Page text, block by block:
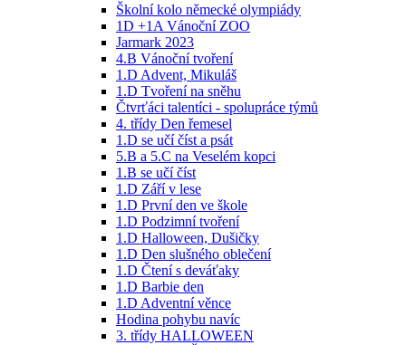
Školní kolo německé olympiády
1D +1A Vánoční ZOO
Jarmark 2023
4.B Vánoční tvoření
1.D Advent, Mikuláš
1.D Tvoření na sněhu
Čtvrťáci talentíci - spolupráce týmů
4. třídy Den řemesel
1.D se učí číst a psát
5.B a 5.C na Veselém kopci
1.B se učí číst
1.D Září v lese
1.D První den ve škole
1.D Podzimní tvoření
1.D Halloween, Dušičky
1.D Den slušného oblečení
1.D Čtení s deváťaky
1.D Barbie den
1.D Adventní věnce
Hodina pohybu navíc
3. třídy HALLOWEEN